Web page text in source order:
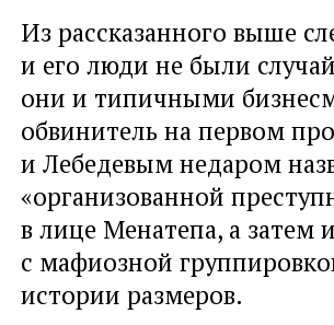
Из рассказанного выше
и его люди не были
они и типичными
обвинитель на первом
и Лебедевым недаром
«организованной
в лице Менатепа, а
с мафиозной
истории размеров.